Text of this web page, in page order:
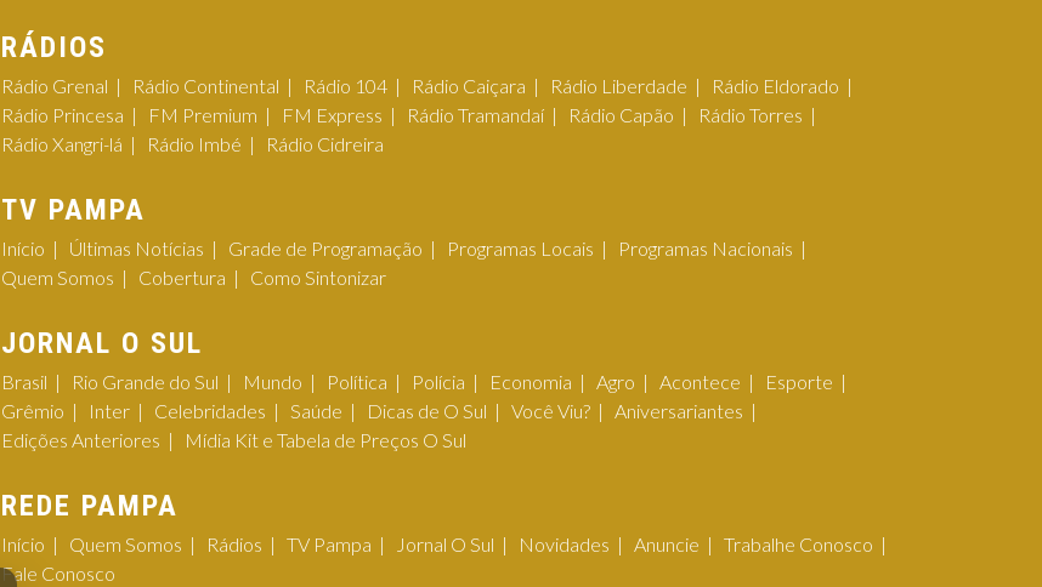
RÁDIOS
Rádio Grenal Rádio Continental Rádio 104 Rádio Caiçara Rádio Liberdade
Rádio Eldorado
Rádio Princesa
FM Premium FM Express Rádio Tramandaí Rádio Capão
Rádio Torres
Rádio Xangri-lá
Rádio Imbé Rádio Cidreira
TV PAMPA
Início Últimas Notícias Grade de Programação Programas Locais
Programas Nacionais
Quem Somos
Cobertura Como Sintonizar
JORNAL O SUL
Brasil Rio Grande do Sul Mundo Política Polícia Economia Agro Acontece
Esporte
Grêmio
Inter Celebridades Saúde Dicas de O Sul Você Viu?
Aniversariantes
Edições Anteriores
Mídia Kit e Tabela de Preços O Sul
REDE PAMPA
Início Quem Somos Rádios TV Pampa Jornal O Sul Novidades Anuncie
Trabalhe Conosco
Fale Conosco